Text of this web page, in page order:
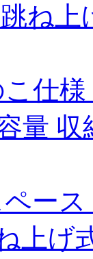
ね
仕
量
ー
上げ